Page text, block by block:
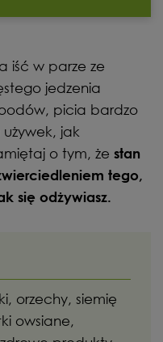
iść w parze ze
jedzenia
picia bardzo
jak
o tym, że stan
tego,
się odżywiasz.
orzechy, siemię
owsiane,